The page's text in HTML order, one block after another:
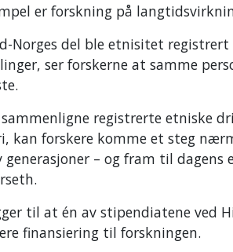
er forskning på
Norges del ble etnisitet
ser forskerne at samme
sammenligne registrerte etniske
kan forskere komme et steg
generasjoner – og fram til dagens
til at én av stipendiatene ved
finansiering til forskningen.